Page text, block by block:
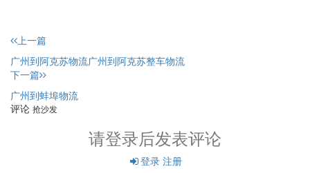
上一篇
广州到阿克苏物流广州到阿克苏整车物流
下一篇
广州到蚌埠物流
评论 抢沙发
请登录后发表评论
登录 注册